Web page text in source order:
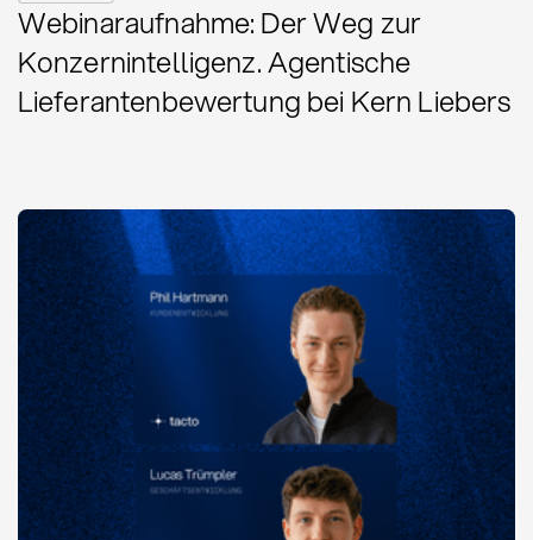
Webinaraufnahme: Der Weg zur
Konzernintelligenz. Agentische
Lieferantenbewertung bei Kern Liebers